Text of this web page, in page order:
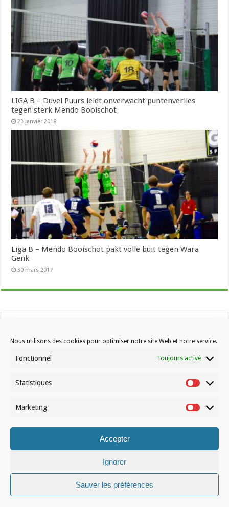
Nous utilisons des cookies pour optimiser notre site Web et notre service.
Fonctionnel Toujours activé
Statistiques
Marketing
Accepter
Ignorer
Sauver les préférences
LIGA B – Duvel Puurs leidt onverwacht puntenverlies
tegen sterk Mendo Booischot
23 janvier 2018
Liga B – Mendo Booischot pakt volle buit tegen Wara
Genk
30 mars 2017
Contactez-nous
© Volleynews.be2026
Déclaration de confidentialité
Français Nederlands